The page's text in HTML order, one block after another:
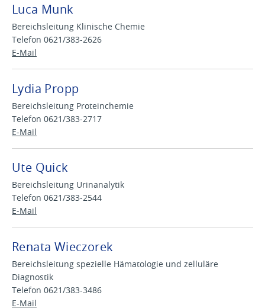
Luca Munk
Bereichsleitung Klinische Chemie
Telefon 0621/383-2626
E-Mail
Lydia Propp
Bereichsleitung Proteinchemie
Telefon 0621/383-2717
E-Mail
Ute Quick
Bereichsleitung Urinanalytik
Telefon 0621/383-2544
E-Mail
Renata Wieczorek
Bereichsleitung spezielle Hämatologie und zelluläre
Diagnostik
Telefon 0621/383-3486
E-Mail